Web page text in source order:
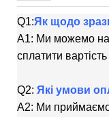
Q1:Як щодо
A1: Ми можемо
сплатити
Q2: Які умови
A2: Ми